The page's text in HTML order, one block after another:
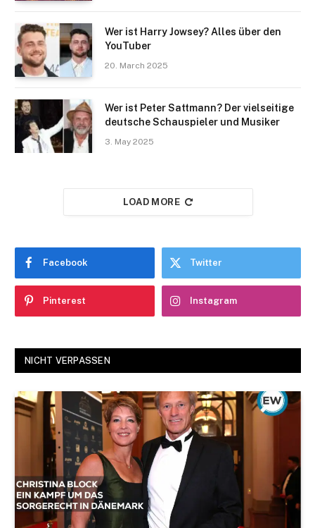
Wer ist Harry Jowsey? Alles über den
YouTuber
20. March 2025
Wer ist Peter Sattmann? Der vielseitige
deutsche Schauspieler und Musiker
3. May 2025
LOAD MORE
Facebook Twitter
Pinterest Instagram
NICHT VERPASSEN